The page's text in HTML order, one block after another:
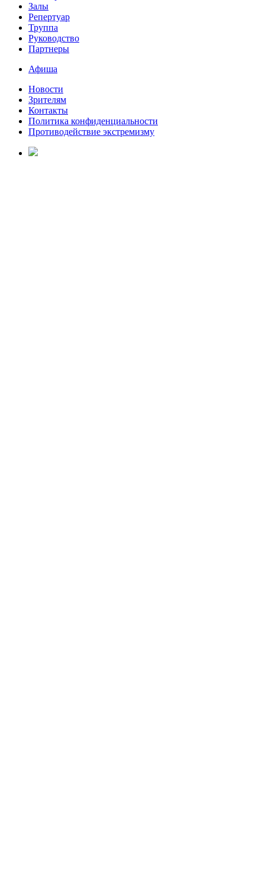
Залы
Репертуар
Труппа
Руководство
Партнеры
Афиша
Новости
Зрителям
Контакты
Политика конфиденциальности
Противодействие экстремизму